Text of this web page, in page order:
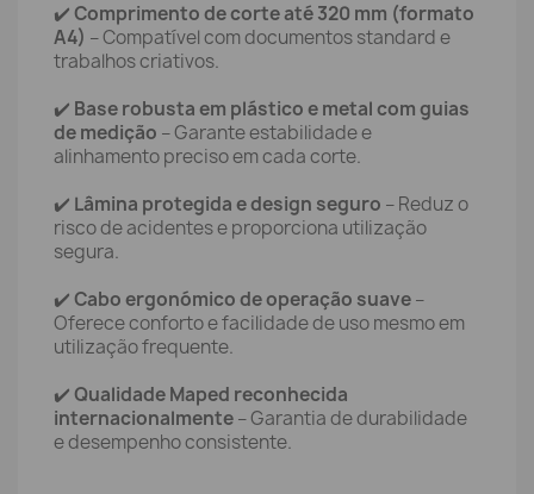
✔️Comprimento de corte até 320 mm (formato
A4) – Compatível com documentos standard e
trabalhos criativos.
✔️ Base robusta em plástico e metal com guias
de medição – Garante estabilidade e
alinhamento preciso em cada corte.
✔️ Lâmina protegida e design seguro – Reduz o
risco de acidentes e proporciona utilização
segura.
✔️Cabo ergonómico de operação suave–
Oferece conforto e facilidade de uso mesmo em
utilização frequente.
✔️Qualidade Maped reconhecida
internacionalmente– Garantia de durabilidade
e desempenho consistente.